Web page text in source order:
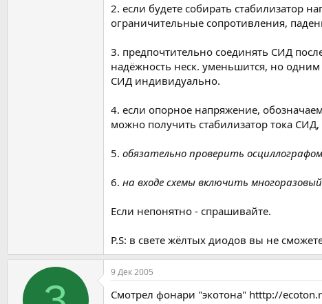
2. если будете собирать стабилизатор
ограничительные сопротивления,
3. предпочтительно соединять СИД
надёжность неск. уменьшится, но
СИД индивидуально.
4. если опорное напряжение,
можно получить стабилизатор тока
5. обязательно проверить
6. на входе схемы включить
Если непонятно - спрашивайте.
P.S: в свете жёлтых диодов вы не
9 Дек 2005
Смотрел фонари "экотона" htttp://